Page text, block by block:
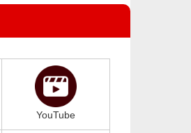
YouTube